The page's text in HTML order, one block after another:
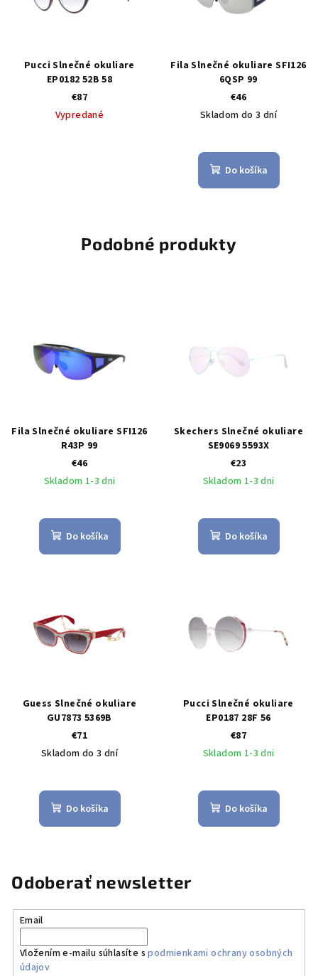
Pucci Slnečné okuliare
EP0182 52B 58
€87
Vypredané
Fila Slnečné okuliare SFI126
6QSP 99
€46
Skladom do 3 dní
Do košíka
Podobné produkty
Fila Slnečné okuliare SFI126
R43P 99
€46
Skladom 1-3 dni
Do košíka
Skechers Slnečné okuliare
SE9069 5593X
€23
Skladom 1-3 dni
Do košíka
Guess Slnečné okuliare
GU7873 5369B
€71
Skladom do 3 dní
Do košíka
Pucci Slnečné okuliare
EP0187 28F 56
€87
Skladom 1-3 dni
Do košíka
Odoberať newsletter
Email
Vložením e-mailu súhlasíte spodmienkami ochrany osobných
údajov